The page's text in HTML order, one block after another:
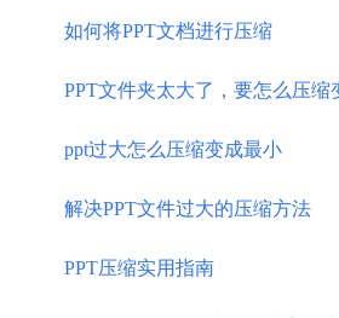
如何将PPT文档进行压缩
PPT文件夹太大了，要怎么压缩
ppt过大怎么压缩变成最小
解决PPT文件过大的压缩方法
PPT压缩实用指南